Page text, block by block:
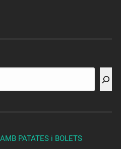
PATATES i BOLETS